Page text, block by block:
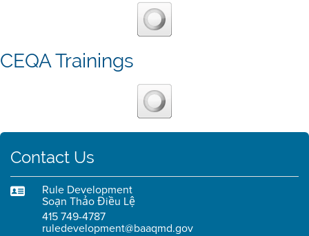
CEQA Trainings
Contact Us
Rule Development
Soạn Thảo Điều Lệ
415 749-4787
ruledevelopment@baaqmd.gov